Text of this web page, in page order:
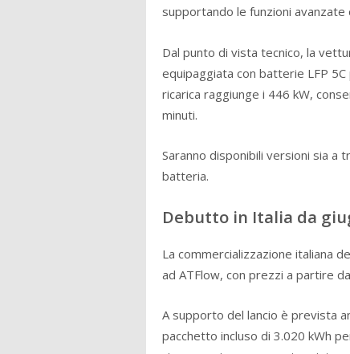
supportando le funzioni
Dal punto di vista tecnico, la
equipaggiata con batterie LFP
ricarica raggiunge i 446 kW,
minuti.
Saranno disponibili versioni sia
batteria.
Debutto in Italia da
La commercializzazione italiana
ad ATFlow, con prezzi a partire
A supporto del lancio è prevista
pacchetto incluso di 3.020 kWh